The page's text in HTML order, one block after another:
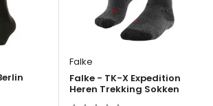
Falke
Falke - TK-X Expedition
Heren Trekking Sokken